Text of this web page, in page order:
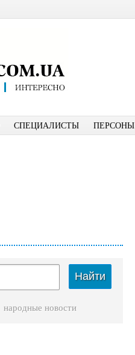
СПЕЦИАЛИСТЫ ПЕРСОНЫ
Найти
народные новости